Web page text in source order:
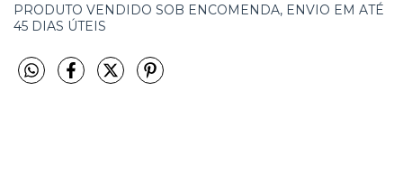
PRODUTO VENDIDO SOB ENCOMENDA, ENVIO EM ATÉ
45 DIAS ÚTEIS